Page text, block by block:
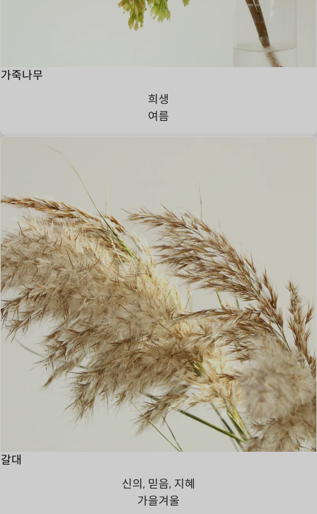
가죽나무
희생
여름
갈대
신의, 믿음, 지혜
가을겨울